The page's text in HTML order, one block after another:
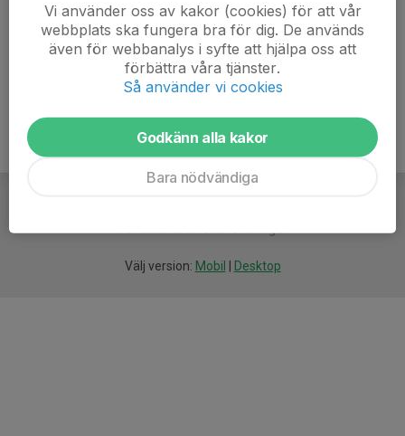
Position
-
6 år
Försmartaidrottsföreningar
Välj version: Mobil Desktop
Vi använder oss av kakor (cookies) för att vår
webbplats ska fungera bra för dig. De används
även för webbanalys i syfte att hjälpa oss att
förbättra våra tjänster.
Så använder vi cookies
Godkänn alla kakor
Bara nödvändiga